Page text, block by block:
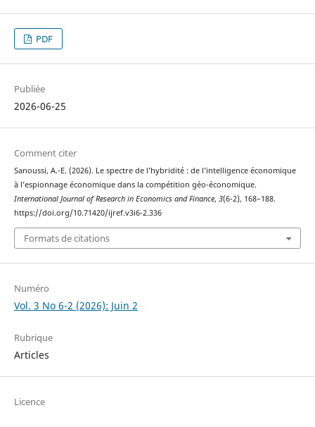
PDF
Publiée
2026-06-25
Comment citer
Sanoussi, A.-E. (2026). Le spectre de l’hybridité : de l’intelligence économique
à l’espionnage économique dans la compétition géo-économique.
International Journal of Research in Economics and Finance, 3(6-2), 168–188.
https://doi.org/10.71420/ijref.v3i6-2.336
Formats de citations
Numéro
Vol. 3 No 6-2 (2026): Juin 2
Rubrique
Articles
Licence